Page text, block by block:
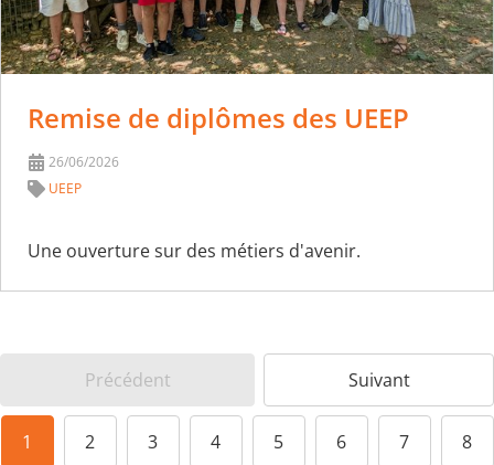
Remise de diplômes des UEEP
26/06/2026
UEEP
Une ouverture sur des métiers d'avenir.
Précédent Suivant
1 2 3 4 5 6 7 8